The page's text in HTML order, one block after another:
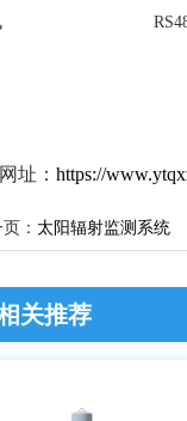
址：https://
： 太阳辐射监测系统
关推荐